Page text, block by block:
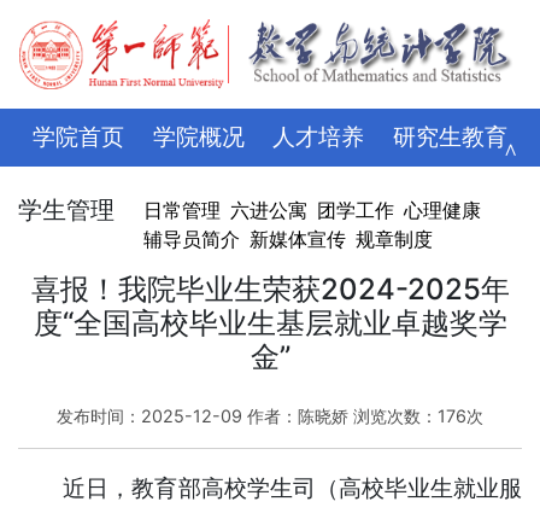
学院首页 学院概况 人才培养 研究生教育
学科科研 师资队伍 招生就业 党建思政
评建专栏 资料下载 学校主页
∧
学生管理 日常管理 六进公寓 团学工作 心理健康
辅导员简介 新媒体宣传 规章制度
喜报！我院毕业生荣获2024-2025年
度“全国高校毕业生基层就业卓越奖学
金”
发布时间：2025-12-09 作者：陈晓娇 浏览次数： 176次
近日，教育部高校学生司（高校毕业生就业服